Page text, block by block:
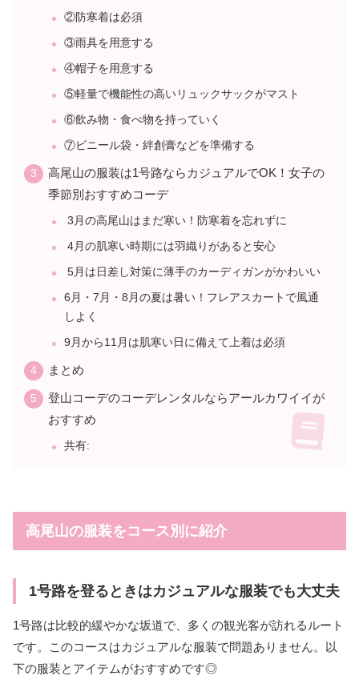
②防寒着は必須
③雨具を用意する
④帽子を用意する
⑤軽量で機能性の高いリュックサックがマスト
⑥飲み物・食べ物を持っていく
⑦ビニール袋・絆創膏などを準備する
高尾山の服装は1号路ならカジュアルでOK！女子の
季節別おすすめコーデ
3月の高尾山はまだ寒い！防寒着を忘れずに
4月の肌寒い時期には羽織りがあると安心
5月は日差し対策に薄手のカーディガンがかわいい
6月・7月・8月の夏は暑い！フレアスカートで風通
しよく
9月から11月は肌寒い日に備えて上着は必須
まとめ
登山コーデのコーデレンタルならアールカワイイが
おすすめ
共有:
高尾山の服装をコース別に紹介
1号路を登るときはカジュアルな服装でも大丈夫
1号路は比較的緩やかな坂道で、多くの観光客が訪れるルート
です。このコースはカジュアルな服装で問題ありません。以
下の服装とアイテムがおすすめです◎